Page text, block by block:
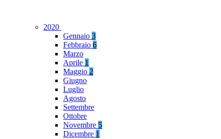
2020
Gennaio 3
Febbraio 6
Marzo
Aprile 1
Maggio 2
Giugno
Luglio
Agosto
Settembre
Ottobre
Novembre 5
Dicembre 1